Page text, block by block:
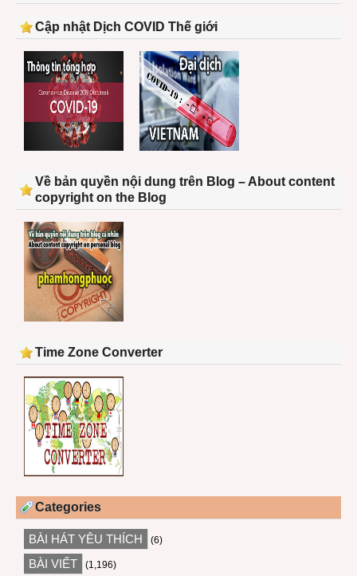
Cập nhật Dịch COVID Thế giới
Về bản quyền nội dung trên Blog – About content
copyright on the Blog
Time Zone Converter
Categories
BÀI HÁT YÊU THÍCH (6)
BÀI VIẾT (1,196)